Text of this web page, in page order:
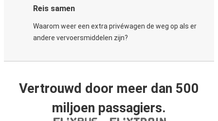
Reis samen
Waarom weer een extra privéwagen de weg op als er
andere vervoersmiddelen zijn?
Vertrouwd door meer dan 500
miljoen passagiers.